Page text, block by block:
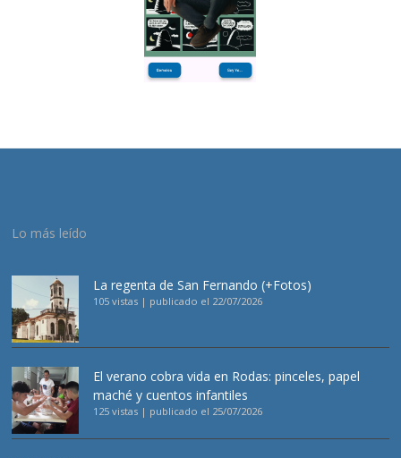
Lo más leído
La regenta de San Fernando (+Fotos)
105 vistas | publicado el 22/07/2026
El verano cobra vida en Rodas: pinceles, papel
maché y cuentos infantiles
125 vistas | publicado el 25/07/2026